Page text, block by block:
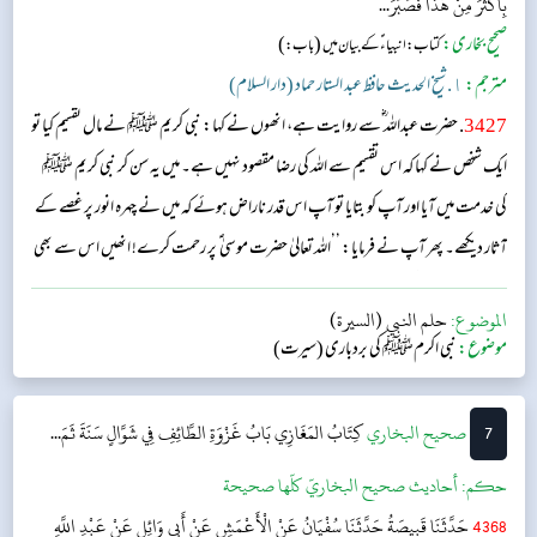
صحیح بخاری:کتاب: انبیاء ؑ کے بیان میں(باب:)
مترجم: ١. شیخ الحدیث حافظ عبد الستار حماد (دار السلام)
3427. حضرت عبداللہ ؓسے روایت ہے، انھوں نے کہا: نبی کریم ﷺ نے مال تقسیم کیا تو
ایک شخص نے کہا کہ اس تقسیم سے اللہ کی رضا مقصود نہیں ہے۔ میں یہ سن کر نبی کریم ﷺ
کی خدمت میں آیا اور آپ کو بتایا تو آپ اس قدر ناراض ہوئے کہ میں نے چہرہ انور پر غصے کے
آثار دیکھے۔ پھر آپ نے فرمایا: ’’اللہ تعالیٰ حضرت موسیٰ ؑ پر رحمت کرے! انھیں اس سے بھی
زیادہ اذیت پہنچائی گئی، تاہم انھوں نے صبر سے کام لیا۔‘‘...
الموضوع:حلم النبي (السيرة)
موضوع:نبی اکرمﷺ کی بردباری (سیرت)
7 ‌‌صحيح البخاريكِتَابُ المَغَازِيبَابُ غَزْوَةِ الطَّائِفِ فِي شَوَّالٍ سَنَةَ ثَمَ...
حکم:أحاديث صحيح البخاريّ كلّها صحيحة
4368حَدَّثَنَا قَبِيصَةُ حَدَّثَنَا سُفْيَانُ عَنْ الْأَعْمَشِ عَنْ أَبِي وَائِلٍ عَنْ عَبْدِ اللَّهِ